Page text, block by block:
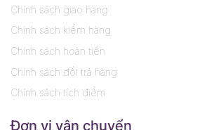
Chính sách giao hàng
Chính sách kiểm hàng
Chính sách hoàn tiền
Chính sách đổi trả hàng
Chính sách tích điểm
Đơn vị vận chuyển